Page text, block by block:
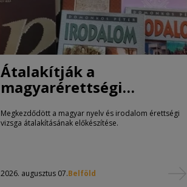
Átalakítják a
magyarérettségi
követelményeit
Megkezdődött a magyar nyelv és irodalom érettségi
vizsga átalakításának előkészítése.
2026. augusztus 07.Belföld